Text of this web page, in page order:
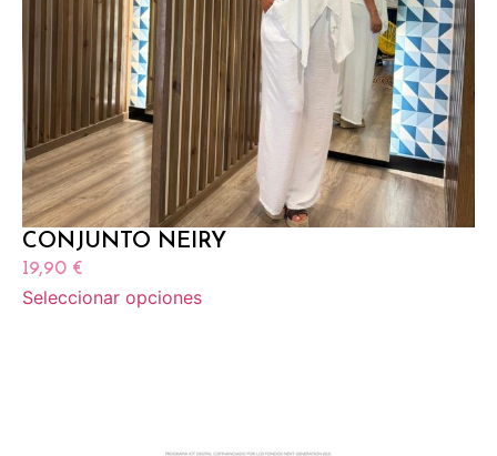
CONJUNTO NEIRY
19,90 €
Seleccionar opciones